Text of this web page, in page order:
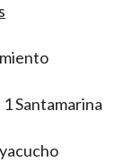
Santamarina